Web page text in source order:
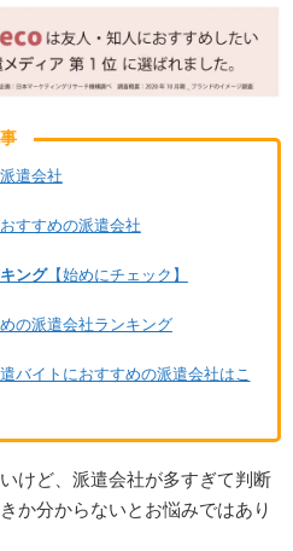
遣会社
すすめの派遣会社
ング【始めにチェック】
の派遣会社ランキング
バイトにおすすめの派遣会社はこ
けど、派遣会社が多すぎて判断
か分からないとお悩みではあり